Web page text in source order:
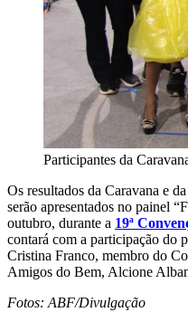
Participantes da
Os resultados da Caravana e
serão apresentados no painel
outubro, durante a 19ª
contará com a participação do
Cristina Franco, membro do
Amigos do Bem, Alcione
Fotos: ABF/Divulgação